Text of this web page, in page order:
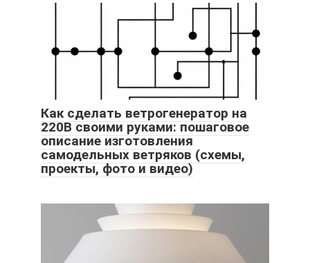
Как сделать ветрогенератор на
220В своими руками: пошаговое
описание изготовления
самодельных ветряков (схемы,
проекты, фото и видео)